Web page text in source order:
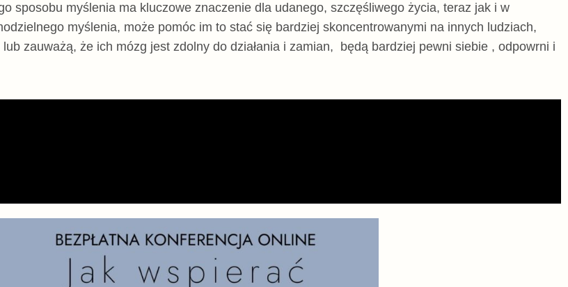
sposobu myślenia ma kluczowe znaczenie dla udanego, szczęśliwego życia, teraz jak i w
myślenia, może pomóc im to stać się bardziej skoncentrowanymi na innych ludziach,
zauważą, że ich mózg jest zdolny do działania i zamian, będą bardziej pewni siebie , odpowrni i